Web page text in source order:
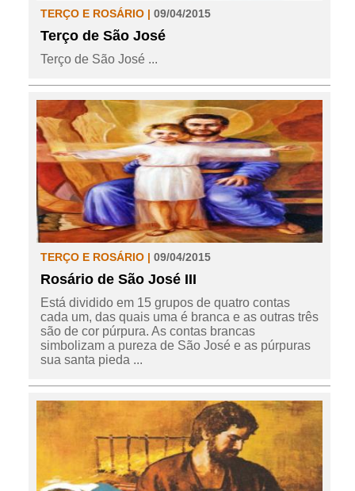
TERÇO E ROSÁRIO | 09/04/2015
Terço de São José
Terço de São José ...
TERÇO E ROSÁRIO | 09/04/2015
Rosário de São José III
Está dividido em 15 grupos de quatro contas
cada um, das quais uma é branca e as outras três
são de cor púrpura. As contas brancas
simbolizam a pureza de São José e as púrpuras
sua santa pieda ...